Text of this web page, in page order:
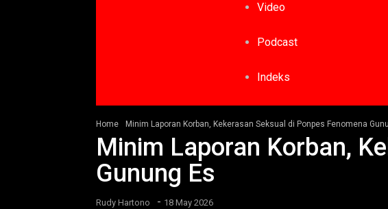
Video
Podcast
Indeks
Home Minim Laporan Korban, Kekerasan Seksual di Ponpes Fenomena
Minim Laporan Korban,
Gunung Es
Rudy Hartono - 18 May 2026